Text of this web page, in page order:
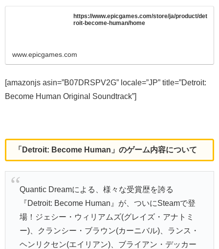
https://www.epicgames.com/store/ja/product/det
roit-become-human/home
www.epicgames.com
[amazonjs asin=”B07DRSPV2G” locale=”JP” title=”Detroit:
Become Human Original Soundtrack”]
「Detroit: Become Human」のゲーム内容について
Quantic Dreamによる、様々な受賞歴を誇る
『Detroit: Become Human』が、ついにSteamで登
場！ジェシー・ウィリアムズ(グレイズ・アナトミ
ー)、クランシー・ブラウン(カーニバル)、ランス・
ヘンリクセン(エイリアン)、ブライアン・デッカー